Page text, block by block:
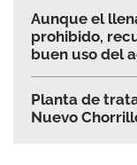
Aunque el
prohibido,
buen uso del
Planta de
Nuevo